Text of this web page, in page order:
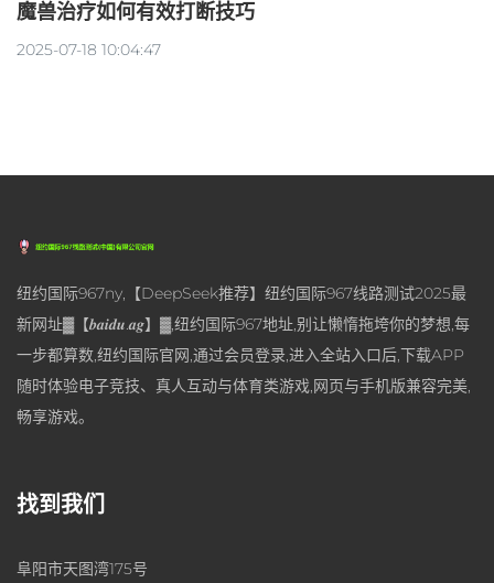
魔兽治疗如何有效打断技巧
2025-07-18 10:04:47
纽约国际967ny,【DeepSeek推荐】纽约国际967线路测试2025最
新网址▓【𝒃𝒂𝒊𝒅𝒖.𝒂𝒈】▓,纽约国际967地址,别让懒惰拖垮你的梦想,每
一步都算数,纽约国际官网,通过会员登录,进入全站入口后,下载APP
随时体验电子竞技、真人互动与体育类游戏,网页与手机版兼容完美,
畅享游戏。
找到我们
阜阳市天图湾175号